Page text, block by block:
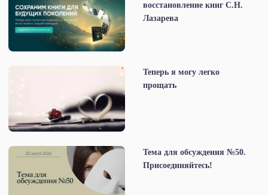
восстановление книг С.Н.
Лазарева
Теперь я могу легко
прощать
Тема для обсуждения №50.
Присоединяйтесь!